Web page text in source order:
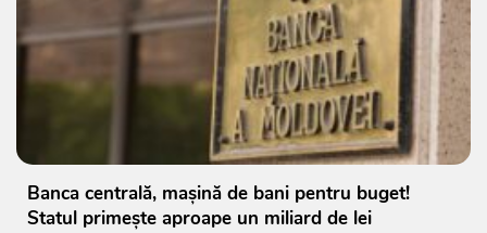
Banca centrală, mașină de bani pentru buget!
Statul primește aproape un miliard de lei